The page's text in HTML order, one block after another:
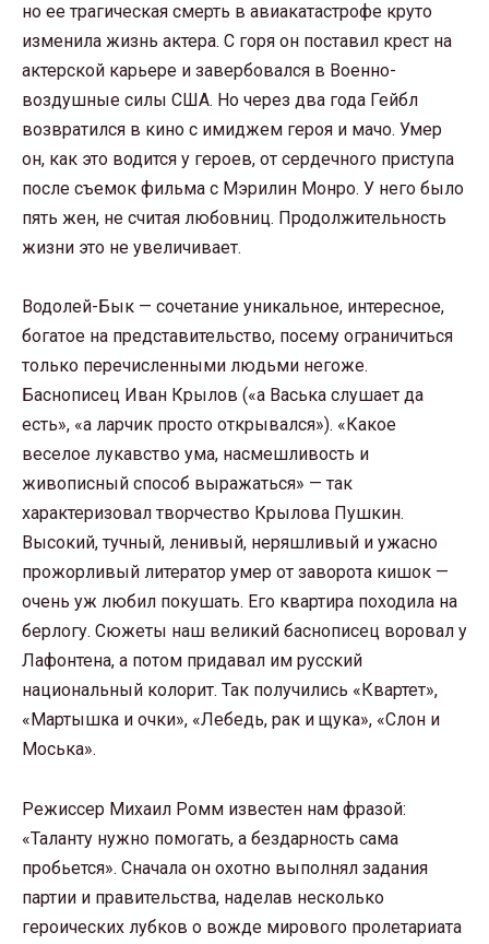
но ее трагическая смерть в авиакатастрофе круто
изменила жизнь актера. С горя он поставил крест на
актерской карьере и завербовался в Военно-
воздушные силы США. Но через два года Гейбл
возвратился в кино с имиджем героя и мачо. Умер
он, как это водится у героев, от сердечного приступа
после съемок фильма с Мэрилин Монро. У него было
пять жен, не считая любовниц. Продолжительность
жизни это не увеличивает.
Водолей-Бык — сочетание уникальное, интересное,
богатое на представительство, посему ограничиться
только перечисленными людьми негоже.
Баснописец Иван Крылов («а Васька слушает да
есть», «а ларчик просто открывался»). «Какое
веселое лукавство ума, насмешливость и
живописный способ выражаться» — так
характеризовал творчество Крылова Пушкин.
Высокий, тучный, ленивый, неряшливый и ужасно
прожорливый литератор умер от заворота кишок —
очень уж любил покушать. Его квартира походила на
берлогу. Сюжеты наш великий баснописец воровал у
Лафонтена, а потом придавал им русский
национальный колорит. Так получились «Квартет»,
«Мартышка и очки», «Лебедь, рак и щука», «Слон и
Моська».
Режиссер Михаил Ромм известен нам фразой:
«Таланту нужно помогать, а бездарность сама
пробьется». Сначала он охотно выполнял задания
партии и правительства, наделав несколько
героических лубков о вожде мирового пролетариата